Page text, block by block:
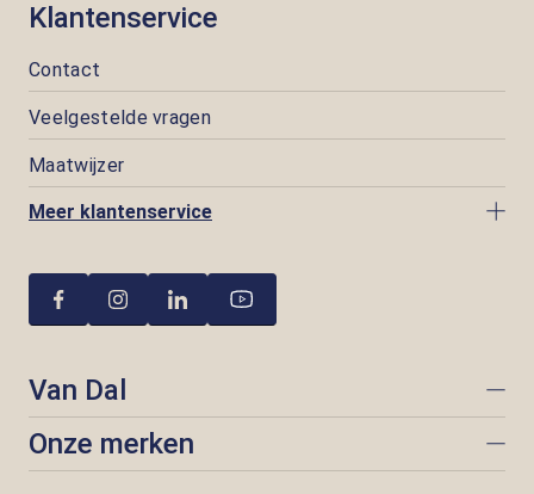
Klantenservice
Contact
Veelgestelde vragen
Maatwijzer
Meer klantenservice
Van Dal
Onze merken